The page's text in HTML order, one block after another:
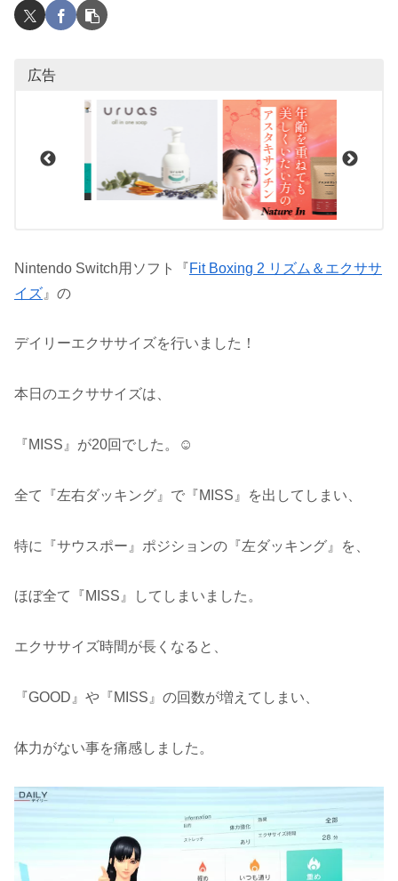
広告
Nintendo Switch用ソフト『Fit Boxing 2 リズム＆エクササ
イズ 』の
デイリーエクササイズを行いました！
本日のエクササイズは、
『MISS』が20回でした。☺️
全て『左右ダッキング』で『MISS』を出してしまい、
特に『サウスポー』ポジションの『左ダッキング』を、
ほぼ全て『MISS』してしまいました。
エクササイズ時間が長くなると、
『GOOD』や『MISS』の回数が増えてしまい、
体力がない事を痛感しました。